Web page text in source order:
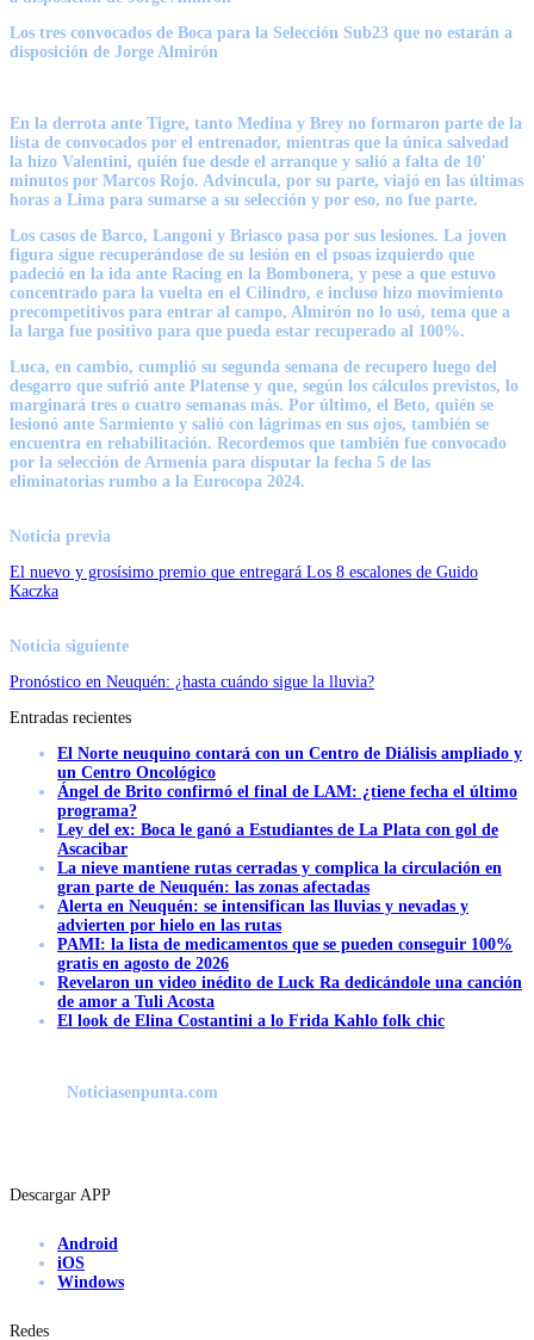
Los tres convocados de Boca para la Selección Sub23 que no estarán a
disposición de Jorge Almirón
En la derrota ante Tigre, tanto Medina y Brey no formaron parte de la
lista de convocados por el entrenador, mientras que la única salvedad
la hizo Valentini, quién fue desde el arranque y salió a falta de 10′
minutos por Marcos Rojo. Advíncula, por su parte, viajó en las últimas
horas a Lima para sumarse a su selección y por eso, no fue parte.
Los casos de Barco, Langoni y Briasco pasa por sus lesiones. La joven
figura sigue recuperándose de su lesión en el psoas izquierdo que
padeció en la ida ante Racing en la Bombonera, y pese a que estuvo
concentrado para la vuelta en el Cilindro, e incluso hizo movimiento
precompetitivos para entrar al campo, Almirón no lo usó, tema que a
la larga fue positivo para que pueda estar recuperado al 100%.
Luca, en cambio, cumplió su segunda semana de recupero luego del
desgarro que sufrió ante Platense y que, según los cálculos previstos, lo
marginará tres o cuatro semanas más. Por último, el Beto, quién se
lesionó ante Sarmiento y salió con lágrimas en sus ojos, también se
encuentra en rehabilitación. Recordemos que también fue convocado
por la selección de Armenia para disputar la fecha 5 de las
eliminatorias rumbo a la Eurocopa 2024.
Noticia previa
El nuevo y grosísimo premio que entregará Los 8 escalones de Guido
Kaczka
Noticia siguiente
Pronóstico en Neuquén: ¿hasta cuándo sigue la lluvia?
Entradas recientes
El Norte neuquino contará con un Centro de Diálisis ampliado y
un Centro Oncológico
Ángel de Brito confirmó el final de LAM: ¿tiene fecha el último
programa?
Ley del ex: Boca le ganó a Estudiantes de La Plata con gol de
Ascacibar
La nieve mantiene rutas cerradas y complica la circulación en
gran parte de Neuquén: las zonas afectadas
Alerta en Neuquén: se intensifican las lluvias y nevadas y
advierten por hielo en las rutas
PAMI: la lista de medicamentos que se pueden conseguir 100%
gratis en agosto de 2026
Revelaron un video inédito de Luck Ra dedicándole una canción
de amor a Tuli Acosta
El look de Elina Costantini a lo Frida Kahlo folk chic
Noticiasenpunta.com
Descargar APP
Android
iOS
Windows
Redes